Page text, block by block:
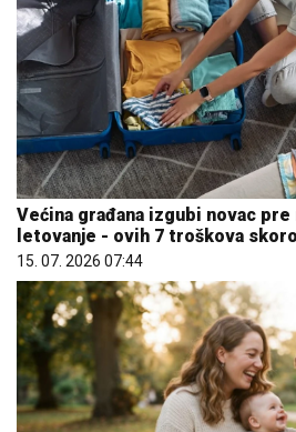
Većina građana izgubi novac
letovanje - ovih 7 troškova
15. 07. 2026 07:44